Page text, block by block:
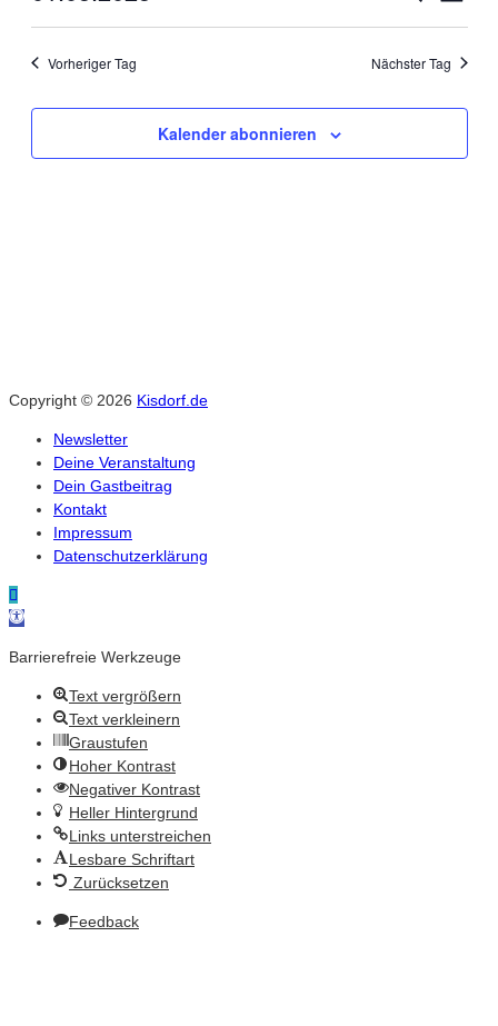
1
Mai
2025
Suche
und
Vorheriger Tag Nächster Tag
Kalender abonnieren
Copyright © 2026 Kisdorf.de
Newsletter
Deine Veranstaltung
Dein Gastbeitrag
Kontakt
Impressum
Datenschutzerklärung
Werkzeugleiste öffnen
Barrierefreie Werkzeuge
Text vergrößern
Text verkleinern
Graustufen
Hoher Kontrast
Negativer Kontrast
Heller Hintergrund
Links unterstreichen
Lesbare Schriftart
Zurücksetzen
Feedback